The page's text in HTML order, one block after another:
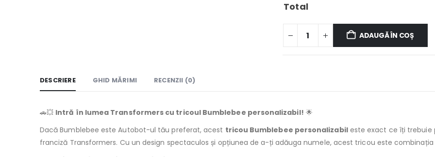
Total
ADAUGĂ ÎN COȘ
DESCRIERE GHID MĂRIMI RECENZII (0)
🚗💥 Intră în lumea Transformers cu tricoul Bumblebee personalizabil! 🌟
Dacă Bumblebee este Autobot-ul tău preferat, acest tricou Bumblebee personalizabileste exact ce îți trebuie
franciză Transformers. Cu un design spectaculos și opțiunea de a-ți adăuga numele, acest tricou este